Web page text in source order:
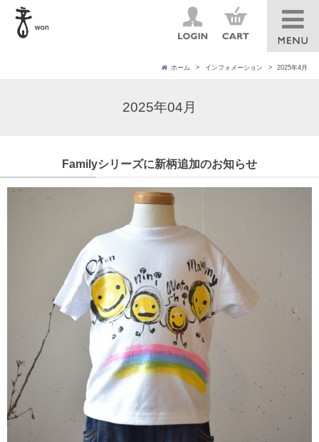
ホーム インフォメーション 2025年4月
2025年04月
Familyシリーズに新柄追加のお知らせ